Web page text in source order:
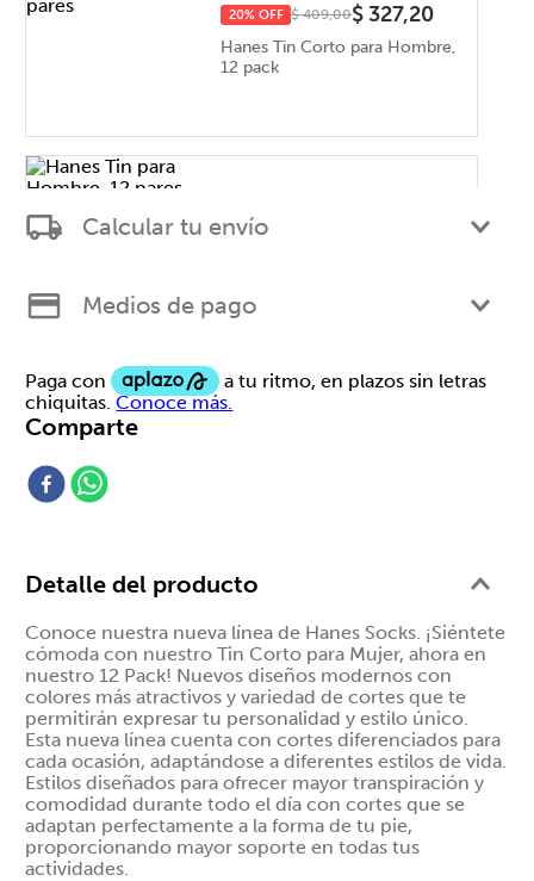
20% OFF $ 409,00$ 327,20
Hanes Tin Corto para Hombre,
12 pack
% OFF
20% OFF $ 469,00$ 375,20
Hanes Calceta para Hombre,
12 pack
20% OFF $ 409,00 $ 327,20
Hanes Liner para Mujer, 12
Calcular tu envío
Medios de pago
Comparte
Detalle del producto
Conoce nuestra nueva línea de Hanes Socks. ¡Siéntete
cómoda con nuestro Tin Corto para Mujer, ahora en
nuestro 12 Pack! Nuevos diseños modernos con
colores más atractivos y variedad de cortes que te
permitirán expresar tu personalidad y estilo único.
Esta nueva línea cuenta con cortes diferenciados para
cada ocasión, adaptándose a diferentes estilos de vida.
Estilos diseñados para ofrecer mayor transpiración y
comodidad durante todo el día con cortes que se
adaptan perfectamente a la forma de tu pie,
proporcionando mayor soporte en todas tus
actividades.